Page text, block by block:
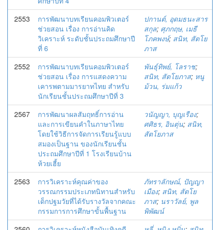
2553
การพัฒนาบทเรียนคอมพิวเตอร์
ช่วยสอน เรื่อง การอ่านคิด
วิเคราะห์ ระดับชั้นประถมศึกษาปี
ที่ 6
ปกานต์, อุดมธนะสาร
สกุล; ศุภกฤษ, เมธี
โภคพงษ์; สนิท, สัตโย
ภาส
2552
การพัฒนาบทเรียนคอมพิวเตอร์
ช่วยสอน เรื่อง การแสดงความ
เคารพตามมารยาทไทย สำหรับ
นักเรียนชั้นประถมศึกษาปีที่ 3
พันธุ์ทิพย์, โลราช;
สนิท, สัตโยภาส; หนู
ม้วน, ร่มแก้ว
2567
การพัฒนาผลสัมฤทธิ์การอ่าน
และการเขียนคำในภาษาไทย
โดยใช้วิธีการจัดการเรียนรู้แบบ
สมองเป็นฐาน ของนักเรียนชั้น
ประถมศึกษาปีที่ 1 โรงเรียนบ้าน
ห้วยเฮี้ย
วนัญญา, บุญเรือง;
ศศิธร, อินตุ่น; สนิท,
สัตโยภาส
2563
การวิเคราะห์คุณค่าของ
วรรณกรรมประเภทนิทานสำหรับ
เด็กปฐมวัยที่ได้รับรางวัลจากคณะ
กรรมการการศึกษาขั้นพื้นฐาน
ภัทราลักษณ์, ปัญญา
เมือง; สนิท, สัตโย
ภาส; นราวัลย์, พูล
พิพัฒน์